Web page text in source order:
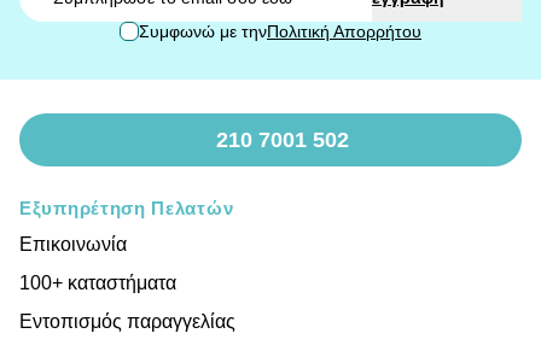
Συμφωνώ με τηνΠολιτική Απορρήτου
210 7001 502
Εξυπηρέτηση Πελατών
Επικοινωνία
100+ καταστήματα
Εντοπισμός παραγγελίας